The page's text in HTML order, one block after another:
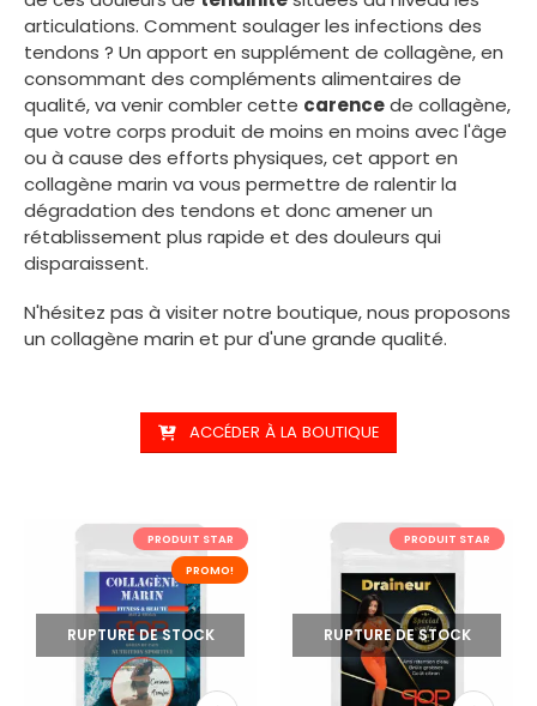
articulations. Comment soulager les infections des
tendons ? Un apport en supplément de collagène, en
consommant des compléments alimentaires de
qualité, va venir combler cette carencede collagène,
que votre corps produit de moins en moins avec l'âge
ou à cause des efforts physiques,cet apport en
collagène marin va vous permettre de ralentir la
dégradation des tendons et donc amener un
rétablissement plus rapide et des douleurs qui
disparaissent.
N'hésitez pas à visiter notre boutique, nous proposons
un collagène marin et pur d'une grande qualité.
ACCÉDER À LA BOUTIQUE
PRODUIT STAR
PROMO!
RUPTURE DE STOCK
PRODUIT STAR
RUPTURE DE STOCK